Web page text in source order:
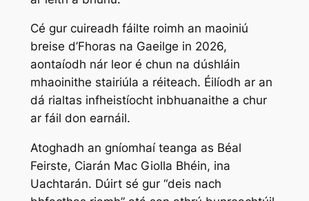
Cé gur cuireadh fáilte roimh an maoiniú
breise d’Fhoras na Gaeilge in 2026,
aontaíodh nár leor é chun na dúshláin
mhaoinithe stairiúla a réiteach. Éilíodh ar an
dá rialtas infheistíocht inbhuanaithe a chur
ar fáil don earnáil.
Atoghadh an gníomhaí teanga as Béal
Feirste, Ciarán Mac Giolla Bhéin, ina
Uachtarán. Dúirt sé gur “deis nach